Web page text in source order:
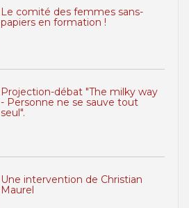
Le comité des femmes sans-
papiers en formation !
Projection-débat "The milky way
- Personne ne se sauve tout
seul".
Une intervention de Christian
Maurel